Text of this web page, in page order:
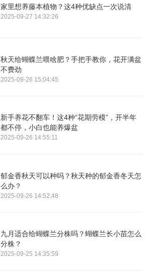
家里想养藤本植物？这4种优缺点一次说清
2025-09-27 14:32:26
秋天给蝴蝶兰喂啥肥？手把手教你，花开满盆
不费劲
2025-09-26 15:04:45
新手养花不翻车！这4种“花期劳模”，开半年
都不停，小白也能养爆盆
2025-09-26 14:55:11
郁金香秋天可以种吗？秋天种的郁金香冬天怎
么办？
2025-09-26 14:52:48
九月适合给蝴蝶兰分株吗？蝴蝶兰长小苗怎么
分株？
2025-09-25 14:35:59